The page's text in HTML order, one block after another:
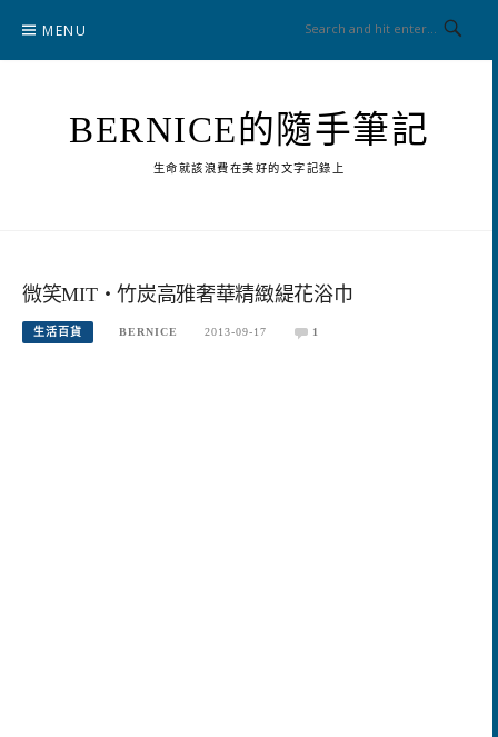
content
MENU
BERNICE的隨手筆記
生命就該浪費在美好的文字記錄上
微笑MIT‧竹炭高雅奢華精緻緹花浴巾
生活百貨 BERNICE 2013-09-17 1